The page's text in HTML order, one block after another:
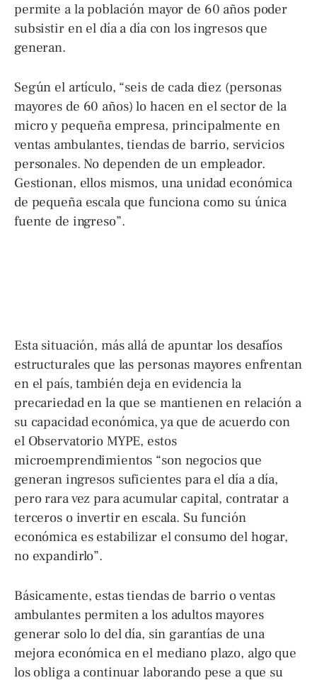
permite a la población mayor de 60 años poder
subsistir en el día a día con los ingresos que
generan.
Según el artículo, “seis de cada diez (personas
mayores de 60 años) lo hacen en el sector de la
micro y pequeña empresa, principalmente en
ventas ambulantes, tiendas de barrio, servicios
personales. No dependen de un empleador.
Gestionan, ellos mismos, una unidad económica
de pequeña escala que funciona como su única
fuente de ingreso”.
Esta situación, más allá de apuntar los desafíos
estructurales que las personas mayores enfrentan
en el país, también deja en evidencia la
precariedad en la que se mantienen en relación a
su capacidad económica, ya que de acuerdo con
el Observatorio MYPE, estos
microemprendimientos “son negocios que
generan ingresos suficientes para el día a día,
pero rara vez para acumular capital, contratar a
terceros o invertir en escala. Su función
económica es estabilizar el consumo del hogar,
no expandirlo”.
Básicamente, estas tiendas de barrio o ventas
ambulantes permiten a los adultos mayores
generar solo lo del día, sin garantías de una
mejora económica en el mediano plazo, algo que
los obliga a continuar laborando pese a que su